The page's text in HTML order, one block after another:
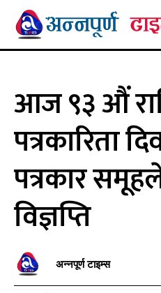
आज ९३ औं
पत्रकारिता
पत्रकार
विज्ञप्ति
अन्नपूर्ण टाइम्स